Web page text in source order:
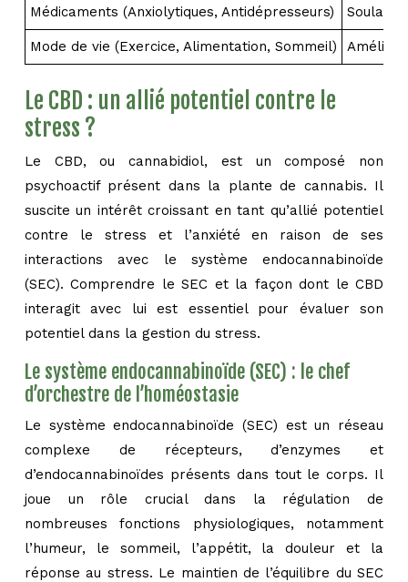
Médicaments (Anxiolytiques, Antidépresseurs)
Mode de vie (Exercice, Alimentation, Sommeil)
Le CBD : un allié potentiel contre le
stress ?
Le CBD, ou cannabidiol, est un composé non
psychoactif présent dans la plante de cannabis. Il
suscite un intérêt croissant en tant qu’allié potentiel
contre le stress et l’anxiété en raison de ses
interactions avec le système endocannabinoïde
(SEC). Comprendre le SEC et la façon dont le CBD
interagit avec lui est essentiel pour évaluer son
potentiel dans la gestion du stress.
Le système endocannabinoïde (SEC) : le chef
d’orchestre de l’homéostasie
Le système endocannabinoïde (SEC) est un réseau
complexe de récepteurs, d’enzymes et
d’endocannabinoïdes présents dans tout le corps. Il
joue un rôle crucial dans la régulation de
nombreuses fonctions physiologiques, notamment
l’humeur, le sommeil, l’appétit, la douleur et la
réponse au stress. Le maintien de l’équilibre du SEC